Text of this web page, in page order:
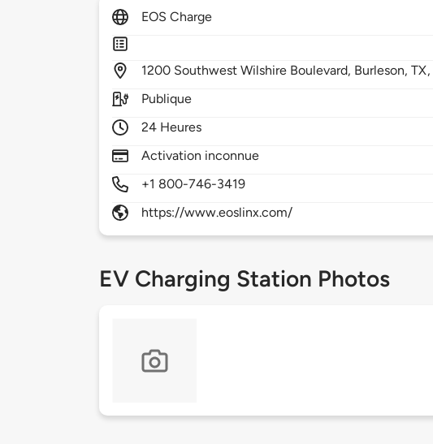
EOS Charge
1200 Southwest Wilshire Boulevard, Burleson,TX,
Publique
24 Heures
Activation inconnue
+1 800-746-3419
https://www.eoslinx.com/
EV Charging Station Photos